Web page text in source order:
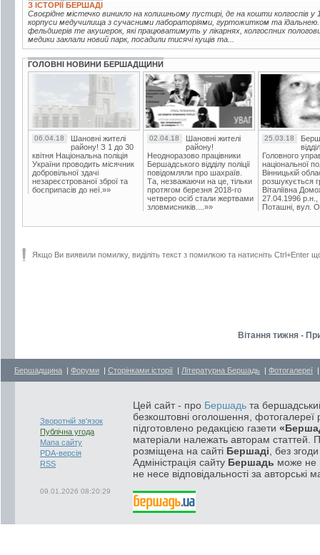
З ІСТОРІЇ БЕРШАДІ
Своєрідне містечко виникло на колишньому пустирі, де на кошти колгоспів у
корпуси медучилища з сучасними лабораторіями, гуртожитком та
фельдшерів те акушерок, які працюватимуть у лікарнях, колгоспних
медики заклали новий парк, посадили тисячі кущів та...
ГОЛОВНІ НОВИНИ БЕРШАДЩИНИ
06.04.18
Шановні жителі
району! З 1 до 30
квітня Національна поліція
України проводить місячник
добровільної здачі
незареєстрованої зброї та
боєприпасів до неї.»»
02.04.18
Шановні жителі
району!
Неодноразово працівники
Бершадського відділу поліції
повідомляли про шахраїв.
Та, незважаючи на це, тільки
протягом березня 2018-го
четверо осіб стали жертвами
зловмисників....»»
25.03.18
Головного
національної
Вінницькій
розшукується
Віталіївна
27.04.1996 р.н.,
Поташні, вул.
Якщо Ви виявили помилку, виділіть текст з помилкою та натисніть Ctrl+Enter
Вітання тижня -
Бершадщина | Форуми | Сторінками історії | Літературна Бершадь | Фотогалереї
Зворотній зв'язок
Публічна угода
Мапа сайту
PDA-версія
RSS
09.01.2026 08:20:29
Цей сайт - про Бершадь та
безкоштовні оголошення, фотогалереї
підготовлено редакцією газети
матеріали належать авторам статтей.
розміщена на сайті Бершаді , без
Адміністрація сайту Бершадь може не
не несе відповідальності за авторські